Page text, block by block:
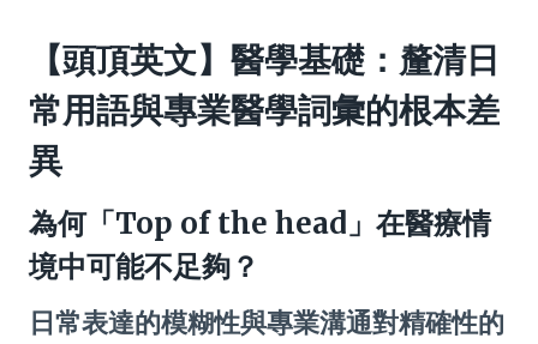
【頭頂英文】醫學基礎：釐清日
常用語與專業醫學詞彙的根本差
異
為何「Top of the head」在醫療情
境中可能不足夠？
日常表達的模糊性與專業溝通對精確性的